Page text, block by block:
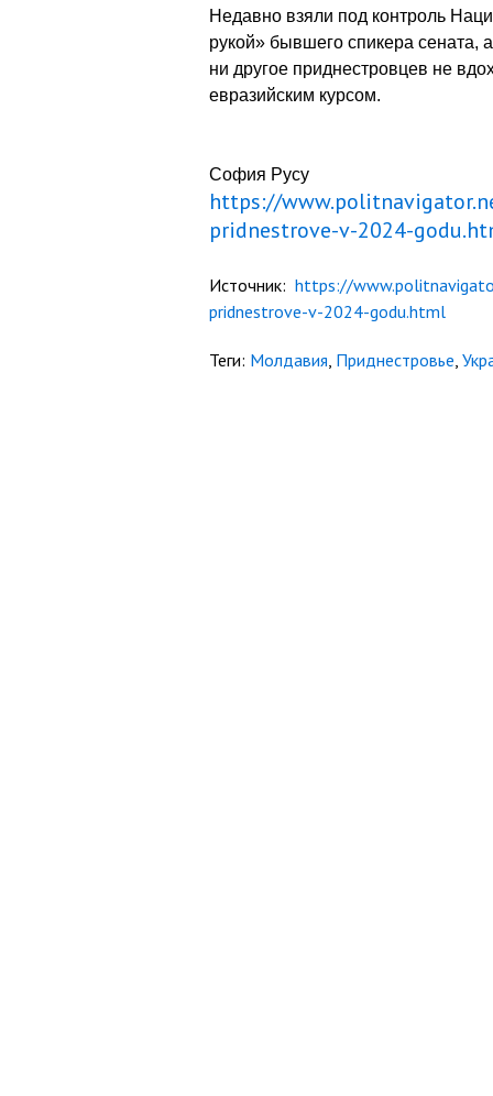
Недавно взяли под контроль
рукой» бывшего спикера сената,
ни другое приднестровцев не
евразийским курсом.
София Русу
https://
pridnestrove-v-2024-
Источник: https://
pridnestrove-v-2024-godu.html
Теги: Молдавия, Приднестровье,